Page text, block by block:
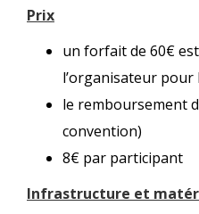
Prix
un forfait de 60€
l’organisateur pour
le remboursement
convention)
8€ par participant
Infrastructure et